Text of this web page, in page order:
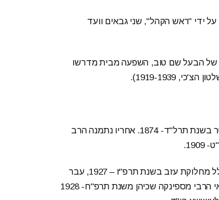
על ידי "ראש הקהל", שני גבאים וועד
של הבעל שם טוב, השפעה מבית מדרשו
1939).
הרב הראשון היה ר' יעקב קופל, בנו של הרב שמעלקה אב"ד מ Szőllős. נפטר בשנת תרל"ד- 1874. אחריו נתמנה הרב
אחריו נבחר הרב אהרון ליברמן, תלמיד חכם, בעל השכלה ונואם בחסד. בגלל מחלוקת עזב בשנת תרפ"ז – 1927, עבר
להונגריה ונתמנה שם לרב. הרביעי והאחרון היה הרב נפתלי צבי ווייס, מצאצאי הרבי מספינקה שכיהן משנת תרפ"ח- 1928